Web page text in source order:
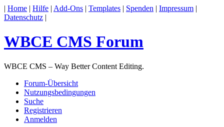
| Home | Hilfe | Add-Ons | Templates | Spenden | Impressum |
Datenschutz |
WBCE CMS Forum
WBCE CMS – Way Better Content Editing.
Forum-Übersicht
Nutzungsbedingungen
Suche
Registrieren
Anmelden